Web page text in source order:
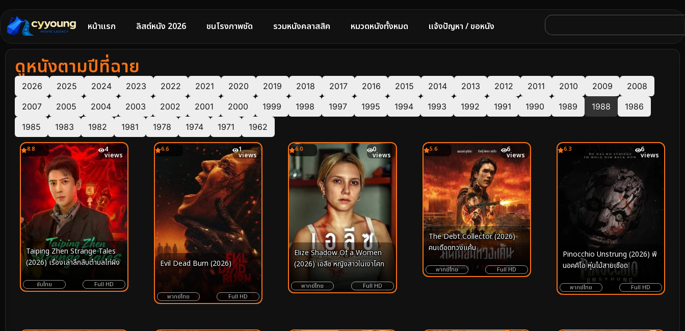
หน้าแรก ลิสต์หนัง 2026 ชนโรงภาพชัด รวมหนังคลาสสิค หมวดหนังทั้งหมด แจ้งปัญหา / ขอหนัง
ดูหนังตามปีที่ฉาย
2026 2025 2024 2023 2022 2021 2020 2019 2018 2017 2016 2015 2014 2013 2012 2011 2010 2009
2008
2007
2005 2004 2003 2002 2001 2000 1999 1998 1997 1995 1994 1993 1992 1991 1990 1989 1988
1986
1985
1983 1982 1981 1978 1974 1971 1962
4
views
8.8
Taiping Zhen Strange Tales
(2026) เรื่องเล่าลึกลับตำบลไท่ผิง
ซับไทย Full HD
1
views
6.6
Evil Dead Burn (2026)
พากย์ไทย Full HD
0
views
6.0
Elize Shadow Of a Women
(2026) เอลีซ หญิงสาวในเงาโศก
พากย์ไทย Full HD
6
views
5.6
The Debt Collector (2026)
คนเดือดทวงแค้น
พากย์ไทย Full HD
6
views
6.3
Pinocchio Unstrung (2026) พิ
นอคคิโอ หุ่นไม้สายเชือด
พากย์ไทย Full HD